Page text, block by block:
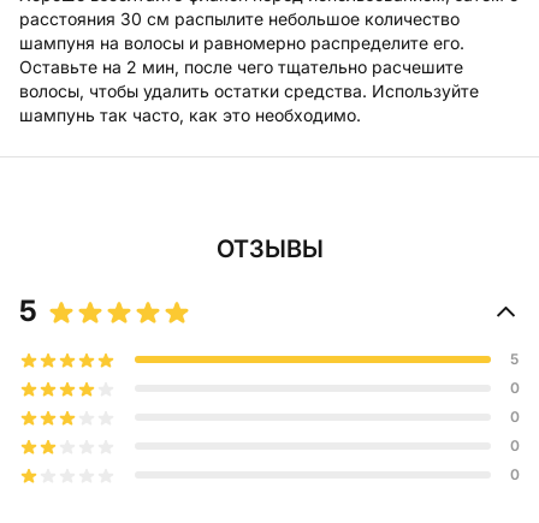
расстояния 30 см распылите небольшое количество
шампуня на волосы и равномерно распределите его.
Оставьте на 2 мин, после чего тщательно расчешите
волосы, чтобы удалить остатки средства. Используйте
шампунь так часто, как это необходимо.
ОТЗЫВЫ
5
5
0
0
0
0